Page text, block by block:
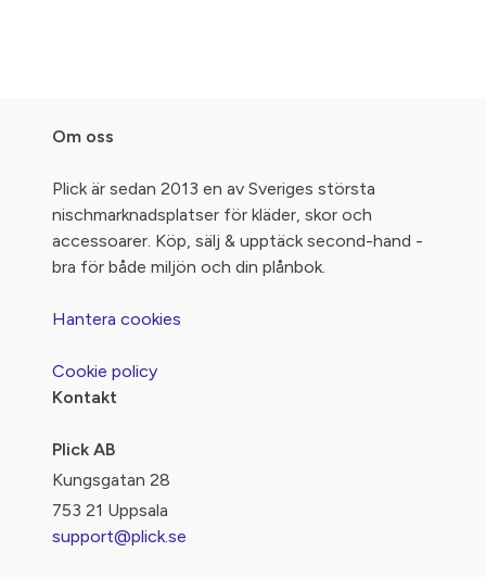
Om oss
Plick är sedan 2013 en av Sveriges största
nischmarknadsplatser för kläder, skor och
accessoarer. Köp, sälj & upptäck second-hand -
bra för både miljön och din plånbok.
Hantera cookies
Cookie policy
Kontakt
Plick AB
Kungsgatan 28
753 21 Uppsala
support@plick.se